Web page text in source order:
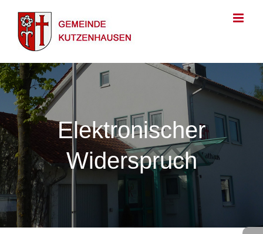
Inhalt
springen
Elektronischer
Widerspruch